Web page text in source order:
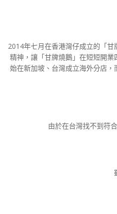
2014年七月在香港灣仔成立的「
精神，讓「甘牌燒鵝」在短短開
始在新加坡、台灣成立海外分店
由於在台灣找不到符